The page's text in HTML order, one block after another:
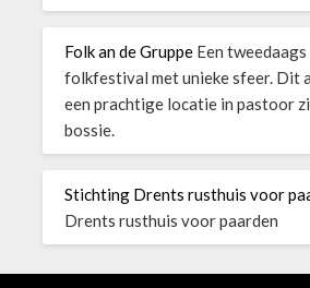
Folk an de GruppeEen tweedaags
folkfestival met unieke sfeer. Dit
een prachtige locatie in pastoor
bossie.
Stichting Drents rusthuis voor
Drents rusthuis voor paarden